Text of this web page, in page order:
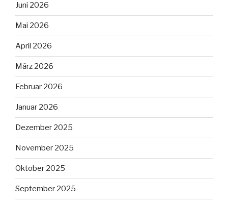
Juni 2026
Mai 2026
April 2026
März 2026
Februar 2026
Januar 2026
Dezember 2025
November 2025
Oktober 2025
September 2025